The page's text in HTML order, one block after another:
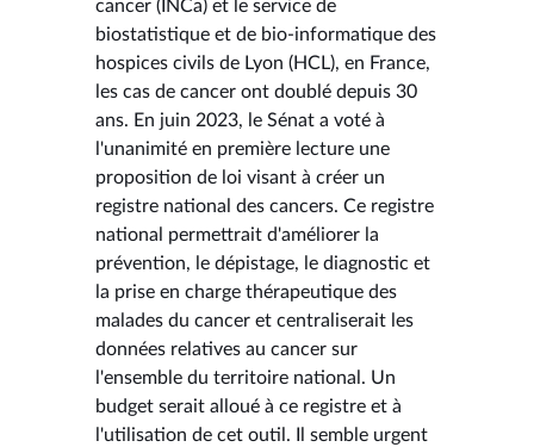
cancer (INCa) et le service de
biostatistique et de bio-informatique des
hospices civils de Lyon (HCL), en France,
les cas de cancer ont doublé depuis 30
ans. En juin 2023, le Sénat a voté à
l'unanimité en première lecture une
proposition de loi visant à créer un
registre national des cancers. Ce registre
national permettrait d'améliorer la
prévention, le dépistage, le diagnostic et
la prise en charge thérapeutique des
malades du cancer et centraliserait les
données relatives au cancer sur
l'ensemble du territoire national. Un
budget serait alloué à ce registre et à
l'utilisation de cet outil. Il semble urgent